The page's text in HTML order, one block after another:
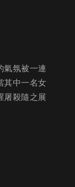
氣氛被一連
其中一名女
屠殺隨之展